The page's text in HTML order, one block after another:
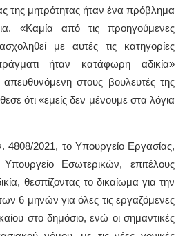
της μητρότητας ήταν ένα πρόβλημα
«Καμία από τις προηγούμενες
με αυτές τις κατηγορίες
ήταν κατάφωρη αδικία»
στους βουλευτές της
ότι «εμείς δεν μένουμε στα λόγια
4808/2021, το Υπουργείο Εργασίας,
Εσωτερικών, επιτέλους
θεσπίζοντας το δικαίωμα για την
6 μηνών για όλες τις εργαζόμενες
στο δημόσιο, ενώ οι σημαντικές